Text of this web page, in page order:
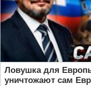
Ловушка для
уничтожают сам